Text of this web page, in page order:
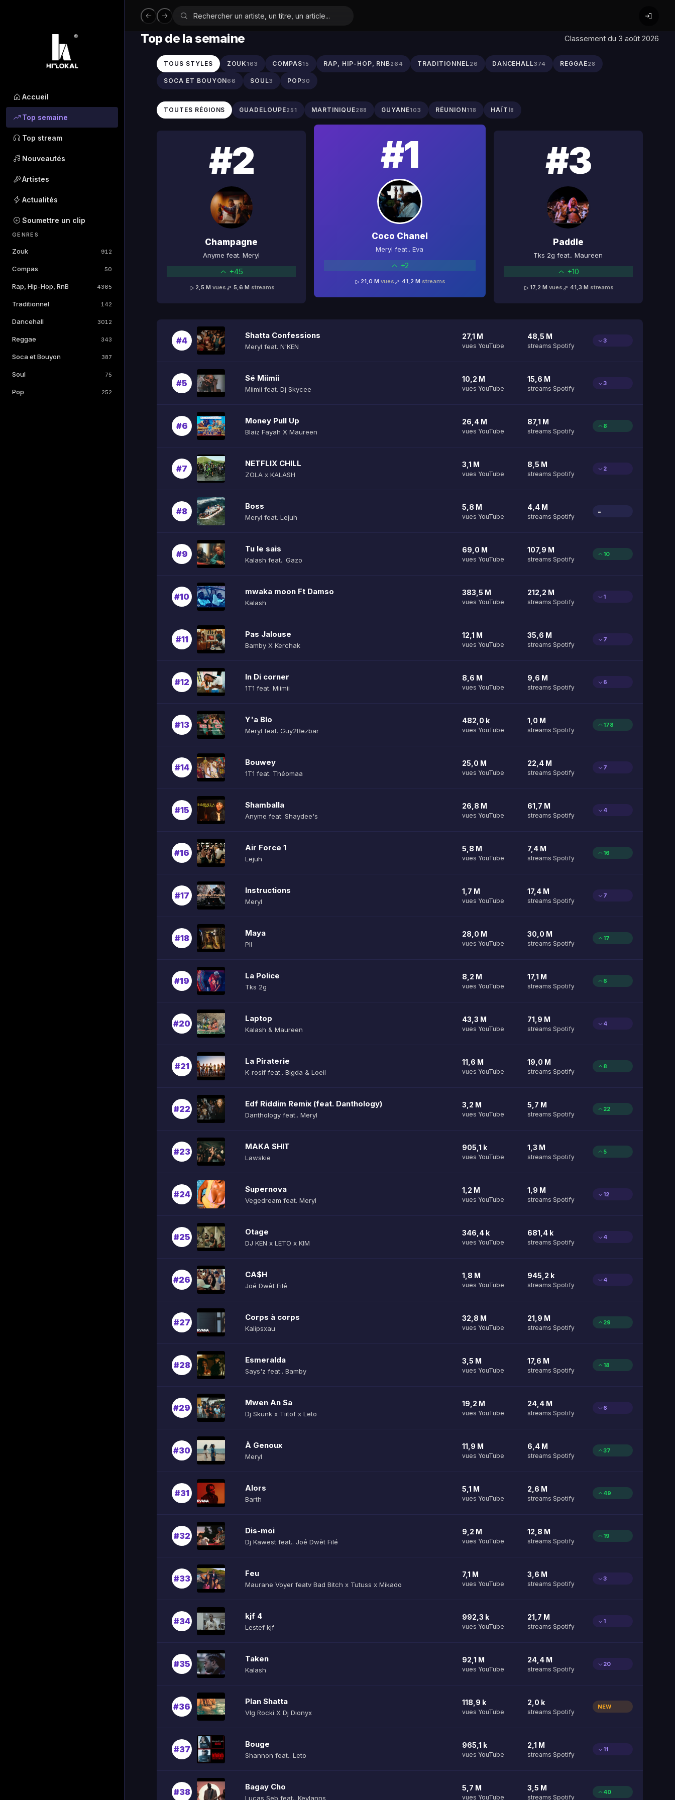
Accueil
Top semaine
Top stream
Nouveautés
Artistes
Actualités
Soumettre un clip
GENRES
Zouk 912
Compas 50
Rap, Hip-Hop, RnB 4365
Traditionnel 142
Dancehall 3012
Reggae 343
Soca et Bouyon 387
Soul 75
Pop 252
Top de la semaine Classement du 3 août 2026
TOUS STYLES ZOUK163 COMPAS15 RAP, HIP-HOP, RNB264 TRADITIONNEL26 DANCEHALL374 REGGAE28
SOCA ET BOUYON66 SOUL3 POP30
TOUTES RÉGIONS GUADELOUPE251 MARTINIQUE288 GUYANE103 RÉUNION118 HAÏTI8
#2
Champagne
Anyme feat. Meryl
+45
2,5 M vues 5,6 M streams
#1
Coco Chanel
Meryl feat.. Eva
+2
21,0 Mvues 41,2 M streams
#3
Paddle
Tks 2g feat.. Maureen
+10
17,2 M vues 41,3 M streams
#4
Shatta Confessions
Meryl feat. N'KEN
27,1 M
vues YouTube
48,5 M
streams Spotify
3
#5
Sé Miimii
Miimii feat. Dj Skycee
10,2 M
vues YouTube
15,6 M
streams Spotify
3
#6
Money Pull Up
Blaiz Fayah X Maureen
26,4 M
vues YouTube
87,1 M
streams Spotify
8
#7
NETFLIX CHILL
ZOLA x KALASH
3,1 M
vues YouTube
8,5 M
streams Spotify
2
#8
Boss
Meryl feat. Lejuh
5,8 M
vues YouTube
4,4 M
streams Spotify
=
#9
Tu le sais
Kalash feat.. Gazo
69,0 M
vues YouTube
107,9 M
streams Spotify
10
#10
mwaka moon Ft Damso
Kalash
383,5 M
vues YouTube
212,2 M
streams Spotify
1
#11
Pas Jalouse
Bamby X Kerchak
12,1 M
vues YouTube
35,6 M
streams Spotify
7
#12
In Di corner
1T1 feat. Miimii
8,6 M
vues YouTube
9,6 M
streams Spotify
6
#13
Y'a Blo
Meryl feat. Guy2Bezbar
482,0 k
vues YouTube
1,0 M
streams Spotify
178
#14
Bouwey
1T1 feat. Théomaa
25,0 M
vues YouTube
22,4 M
streams Spotify
7
#15
Shamballa
Anyme feat. Shaydee's
26,8 M
vues YouTube
61,7 M
streams Spotify
4
#16
Air Force 1
Lejuh
5,8 M
vues YouTube
7,4 M
streams Spotify
16
#17
Instructions
Meryl
1,7 M
vues YouTube
17,4 M
streams Spotify
7
#18
Maya
Pll
28,0 M
vues YouTube
30,0 M
streams Spotify
17
#19
La Police
Tks 2g
8,2 M
vues YouTube
17,1 M
streams Spotify
6
#20
Laptop
Kalash & Maureen
43,3 M
vues YouTube
71,9 M
streams Spotify
4
#21
La Piraterie
K-rosif feat.. Bigda & Loeil
11,6 M
vues YouTube
19,0 M
streams Spotify
8
#22
Edf Riddim Remix (feat. Danthology)
Danthology feat.. Meryl
3,2 M
vues YouTube
5,7 M
streams Spotify
22
#23
MAKA SHIT
Lawskie
905,1 k
vues YouTube
1,3 M
streams Spotify
5
#24
Supernova
Vegedream feat. Meryl
1,2 M
vues YouTube
1,9 M
streams Spotify
12
#25
Otage
DJ KEN x LETO x KIM
346,4 k
vues YouTube
681,4 k
streams Spotify
4
#26
CA$H
Joé Dwèt Filé
1,8 M
vues YouTube
945,2 k
streams Spotify
4
#27
Corps à corps
Kalipsxau
32,8 M
vues YouTube
21,9 M
streams Spotify
29
#28
Esmeralda
Says'z feat.. Bamby
3,5 M
vues YouTube
17,6 M
streams Spotify
18
#29
Mwen An Sa
Dj Skunk x Tiitof x Leto
19,2 M
vues YouTube
24,4 M
streams Spotify
6
#30
À Genoux
Meryl
11,9 M
vues YouTube
6,4 M
streams Spotify
37
#31
Alors
Barth
5,1 M
vues YouTube
2,6 M
streams Spotify
49
#32
Dis-moi
Dj Kawest feat.. Joé Dwèt Filé
9,2 M
vues YouTube
12,8 M
streams Spotify
19
#33
Feu
Maurane Voyer featv Bad Bitch x Tutuss x Mikado
7,1 M
vues YouTube
3,6 M
streams Spotify
3
#34
kjf 4
Lestef kjf
992,3 k
vues YouTube
21,7 M
streams Spotify
1
#35
Taken
Kalash
92,1 M
vues YouTube
24,4 M
streams Spotify
20
#36
Plan Shatta
Vlg Rocki X Dj Dionyx
118,9 k
vues YouTube
2,0 k
streams Spotify
NEW
#37
Bouge
Shannon feat.. Leto
965,1 k
vues YouTube
2,1 M
streams Spotify
11
#38
Bagay Cho
Lucas Seb feat.. Keylanns
5,7 M
vues YouTube
3,5 M
streams Spotify
40